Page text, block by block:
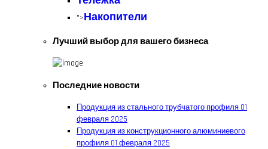
">Накопители
Лучший выбор для вашего бизнеса
Последние новости
Продукция из стального трубчатого профиля 01
февраля 2025
Продукция из конструкционного алюминиевого
профиля 01 февраля 2025